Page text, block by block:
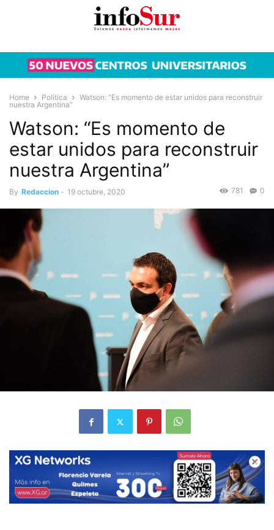
Home Política
Watson: “Es momento de estar unidos para reconstruir
nuestra Argentina”
Watson: “Es momento de
estar unidos para reconstruir
nuestra Argentina”
By Redaccion - 19 octubre, 2020 0
781